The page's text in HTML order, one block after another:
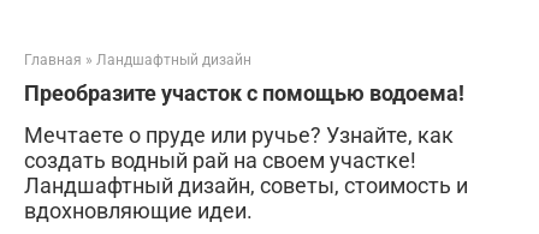
Главная » Ландшафтный дизайн
Преобразите участок с помощью водоема!
Мечтаете о пруде или ручье? Узнайте, как
создать водный рай на своем участке!
Ландшафтный дизайн, советы, стоимость и
вдохновляющие идеи.